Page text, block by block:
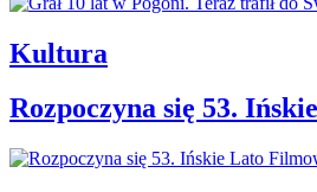
Kultura
Rozpoczyna się 53.